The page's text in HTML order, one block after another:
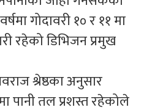
गोदावरी १० र ११ मा
रहेको डिभिजन प्रमुख
श्रेष्ठका अनुसार
पानी तल प्रशस्त रहेकोले